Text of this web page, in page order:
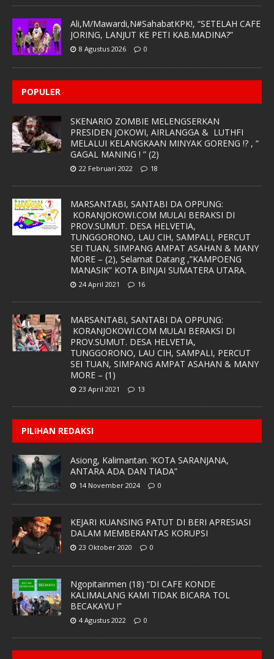
Ali,M/Mawardi,N#SahabatKPK!, “SETELAH CAFE
JORING, LANJUT KE PETI KAB.MADINA?”
8 Agustus 2026 0
POPULER
SKENARIO ZOMBIE MELENGSERKAN
PRESIDEN JOKOWI, AIRLANGGA & LUTHFI
MELALUI KELANGKAAN MINYAK GORENG !? , “
GAGAL MANING ! ” (2)
22 Februari 2022 18
MARSANTABI, SANTABI DA OPPUNG:
KORANJOKOWI.COM MULAI BERAKSI DI
PROV.SUMUT. DESA HELVETIA,
TUNGGORONO, LAU CIH, SAMPALI, PERCUT
SEI TUAN, SIMPANG AMPAT ASAHAN & MANY
MORE – (2), Selamat Datang ,”KAMPOENG
MANASIK” KOTA BINJAI SUMATERA UTARA.
24 April 2021 16
MARSANTABI, SANTABI DA OPPUNG:
KORANJOKOWI.COM MULAI BERAKSI DI
PROV.SUMUT. DESA HELVETIA,
TUNGGORONO, LAU CIH, SAMPALI, PERCUT
SEI TUAN, SIMPANG AMPAT ASAHAN & MANY
MORE – (1)
23 April 2021 13
PILIHAN REDAKSI
Asiong, Kalimantan. ‘KOTA SARANJANA,
ANTARA ADA DAN TIADA”
14 November 2024 0
KEJARI KUANSING PATUT DI BERI APRESIASI
DALAM MEMBERANTAS KORUPSI
23 Oktober 2020 0
Ngopitainmen (18) “DI CAFE KONDE
KALIMALANG KAMI TIDAK BICARA TOL
BECAKAYU !”
4 Agustus 2022 0